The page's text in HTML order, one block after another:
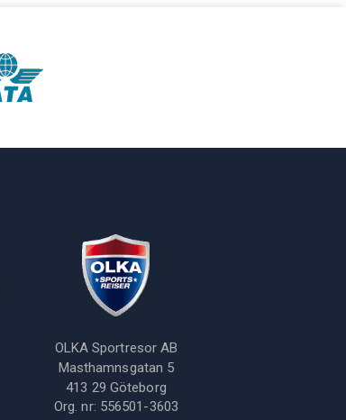
OLKA Sportresor AB
Masthamnsgatan 5
413 29 Göteborg
Org. nr: 556501-3603